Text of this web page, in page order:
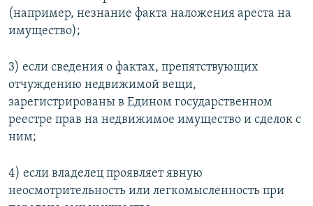
(например, незнание факта наложения ареста на
имущество);
3) если сведения о фактах, препятствующих
отчуждению недвижимой вещи,
зарегистрированы в Едином государственном
реестре прав на недвижимое имущество и сделок с
ним;
4) если владелец проявляет явную
неосмотрительность или легкомысленность при